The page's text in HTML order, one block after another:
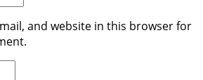
and website in this browser for